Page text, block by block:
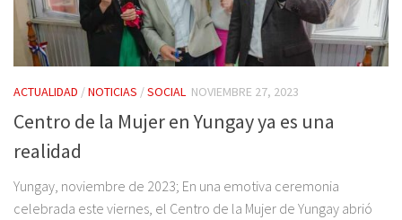
ACTUALIDAD /NOTICIAS /SOCIAL NOVIEMBRE 27, 2023
Centro de la Mujer en Yungay ya es una
realidad
Yungay, noviembre de 2023; En una emotiva ceremonia
celebrada este viernes, el Centro de la Mujer de Yungay abrió